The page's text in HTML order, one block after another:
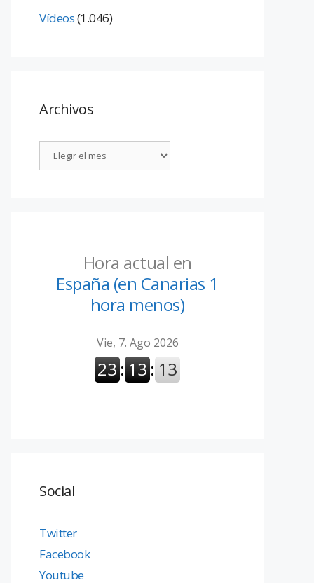
Vídeos(1.046)
Archivos
Hora actual en
España (en Canarias 1
hora menos)
Social
Twitter
Facebook
Youtube